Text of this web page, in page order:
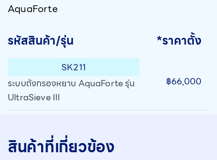
AquaForte
รหัสสินค้า/รุ่น *ราคาตั้ง
SK211
ระบบถังกรองหยาบ AquaForte รุ่น
UltraSieve III
฿66,000
สินค้าที่เกี่ยวข้อง